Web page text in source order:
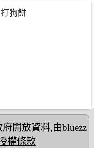
狗餅
開放資料,由bluezz
權條款